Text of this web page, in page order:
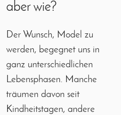
aber wie?
Der Wunsch, Model zu
werden, begegnet uns in
ganz unterschiedlichen
Lebensphasen. Manche
träumen davon seit
Kindheitstagen, andere